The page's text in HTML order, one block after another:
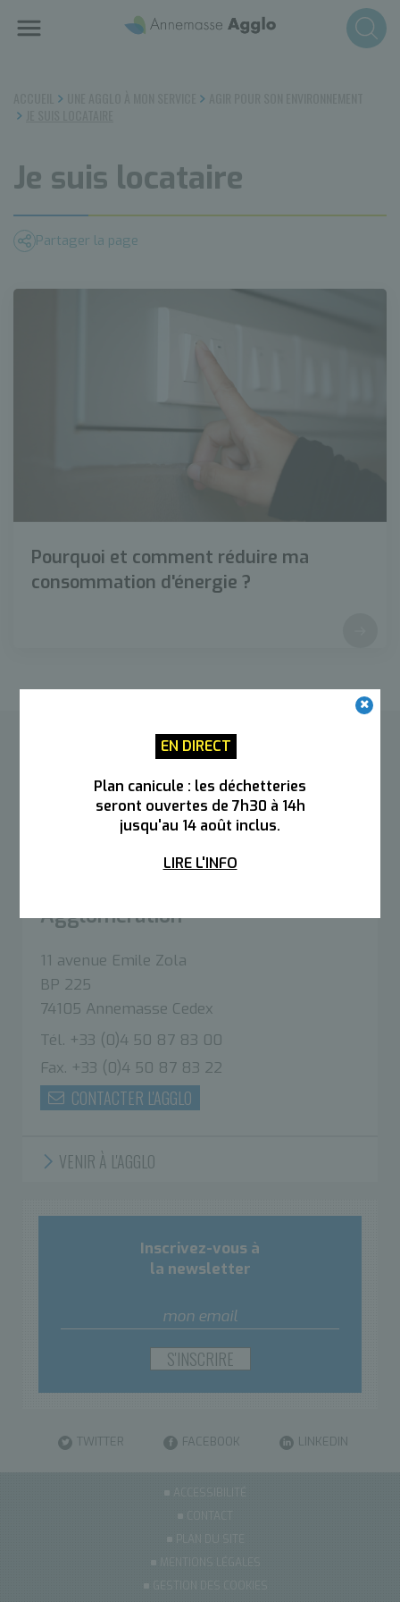
EN DIRECT
Plan canicule : les déchetteries
seront ouvertes de 7h30 à 14h
jusqu'au 14 août inclus.
LIRE L'INFO
Je suis locataire
Partager la page
Pourquoi et comment réduire ma
consommation d'énergie ?
Contacter l’Agglo
Accueil public :Du lundi au vendredi de 8h30 à
12h et de 13h30 à 17h00
Agglomération
11 avenue Emile Zola
BP 225
74105 Annemasse Cedex
Tél. +33 (0)4 50 87 83 00
Fax. +33 (0)4 50 87 83 22
CONTACTER L'AGGLO
VENIR À L'AGGLO
Inscrivez-vous à
la newsletter
TWITTER FACEBOOK LINKEDIN
ACCESSIBILITÉ
CONTACT
PLAN DU SITE
MENTIONS LÉGALES
GESTION DES COOKIES